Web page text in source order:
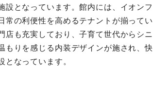
設となっています。館内には、イオンフ
常の利便性を高めるテナントが揃ってい
店も充実しており、子育て世代からシニ
もりを感じる内装デザインが施され、快
なっています。